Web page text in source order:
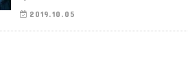
2019.10.05